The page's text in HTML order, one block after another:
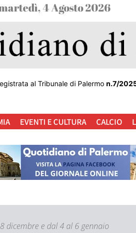
4 Agosto 2026
al Tribunale di Palermo n.7/
EVENTI E CULTURA CALCIO
dicembre e dal 4 al 6 gennaio